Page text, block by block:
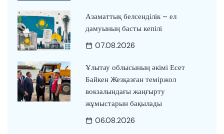
Азаматтық белсенділік – ел
дамуының басты кепілі
07.08.2026
Ұлытау облысының әкімі Есет
Байкен Жезқазған теміржол
вокзалындағы жаңғырту
жұмыстарын бақылады
06.08.2026